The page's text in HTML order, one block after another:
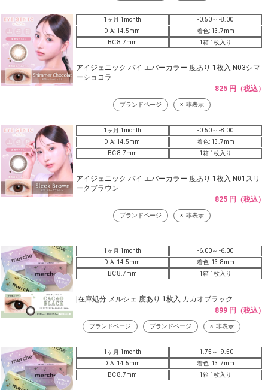
1ヶ月 1month
-0.50～ -8.00
DIA: 14.5mm
着色: 13.7mm
BC 8.7mm
1箱 1枚入り
アイジェニック バイ エバーカラー 度あり 1枚入 N03シマ
ーショコラ
825 円（税込）
ブランドページ 非表示
1ヶ月 1month
-0.50～ -8.00
DIA: 14.5mm
着色: 13.7mm
BC 8.7mm
1箱 1枚入り
アイジェニック バイ エバーカラー 度あり 1枚入 N01スリ
ークブラウン
825 円（税込）
ブランドページ 非表示
1ヶ月 1month
-6.00～ -6.00
DIA: 14.5mm
着色: 13.8mm
BC 8.7mm
1箱 1枚入り
|在庫処分 メルシェ 度あり 1枚入 カカオブラック
899 円（税込）
ブランドページ ブランドページ 非表示
1ヶ月 1month
-1.75～ -9.50
DIA: 14.5mm
着色: 13.7mm
BC 8.7mm
1箱 1枚入り